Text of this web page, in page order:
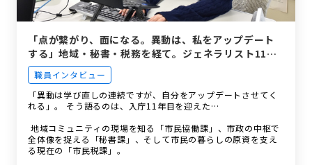
「点が繋がり、面になる。異動は、私をアップデート
する」地域・秘書・税務を経て。ジェネラリスト11年
目の等身大。
職員インタビュー
「異動は学び直しの連続ですが、自分をアップデートさせてく
れる」。 そう語るのは、入庁11年目を迎えた…
地域コミュニティの現場を知る「市民協働課」、市政の中枢で
全体像を捉える「秘書課」、そして市民の暮らしの原資を支え
る現在の「市民税課」。